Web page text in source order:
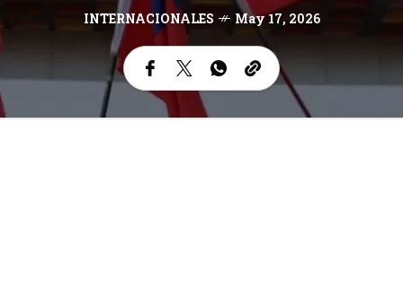
INTERNACIONALES May 17, 2026